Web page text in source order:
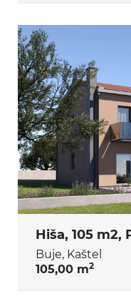
Hiša, 105 m2,
Buje, Kaštel
105,00 m2